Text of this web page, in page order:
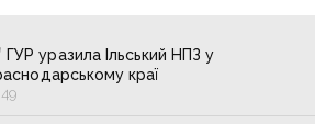
ГУР уразила Ільський НПЗ у
краї